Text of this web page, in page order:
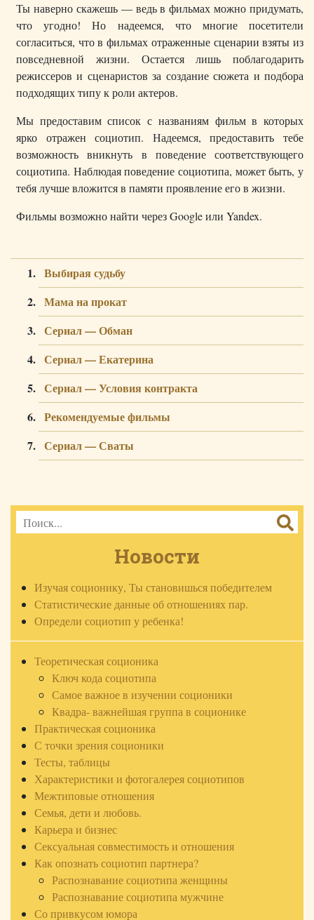
Ты наверно скажешь — ведь в фильмах можно придумать,
что угодно! Но надеемся, что многие посетители
согласиться, что в фильмах отраженные сценарии взяты из
повседневной жизни. Остается лишь поблагодарить
режиссеров и сценаристов за создание сюжета и подбора
подходящих типу к роли актеров.
Мы предоставим список с названиям фильм в которых
ярко отражен социотип. Надеемся, предоставить тебе
возможность вникнуть в поведение соответствующего
социотипа. Наблюдая поведение социотипа, может быть, у
тебя лучше вложится в памяти проявление его в жизни.
Фильмы возможно найти через Google или Yandex.
Выбирая судьбу
Мама на прокат
Сериал — Обман
Сериал — Екатерина
Сериал — Условия контракта
Рекомендуемые фильмы
Сериал — Сваты
Новости
Изучая соционику, Ты становишься победителем
Статистические данные об отношениях пар.
Определи социотип у ребенка!
Теоретическая соционика
Ключ кода социотипа
Самое важное в изучении соционики
Квадра- важнейшая группа в соционике
Практическая соционика
С точки зрения соционики
Тесты, таблицы
Характеристики и фотогалерея социотипов
Межтиповые отношения
Семья, дети и любовь.
Карьера и бизнес
Сексуальная совместимость и отношения
Как опознать социотип партнера?
Распознавание социотипа женщины
Распознавание социотипа мужчине
Со привкусом юмора